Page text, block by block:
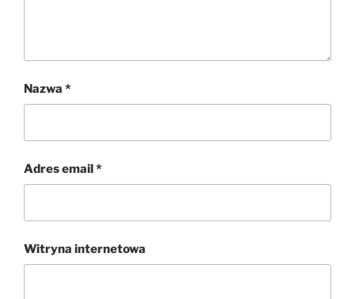
Nazwa *
Adres email*
Witryna internetowa